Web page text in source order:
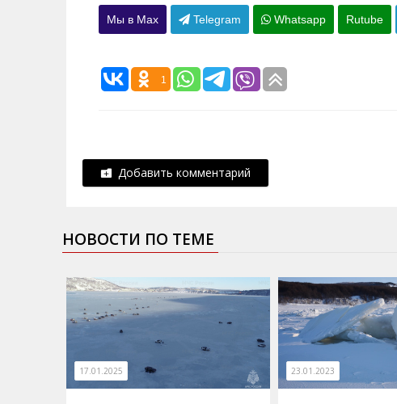
Мы в Max Telegram Whatsapp Rutube
1
Добавить комментарий
НОВОСТИ ПО ТЕМЕ
17.01.2025 23.01.2023